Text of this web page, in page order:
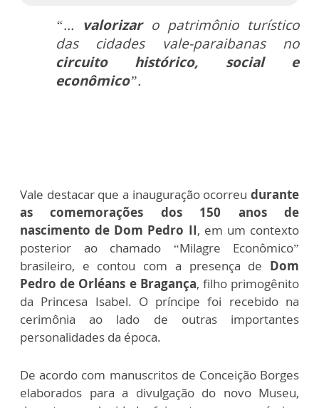
“... valorizaro patrimônio turístico
das cidades vale-paraibanas no
circuito histórico, social e
econômico”.
Vale destacar que a inauguração ocorreu durante
as comemorações dos 150 anos de
nascimento de Dom Pedro II, em um contexto
posterior ao chamado “Milagre Econômico”
brasileiro, e contou com a presença de Dom
Pedro de Orléans e Bragança, filho primogênito
da Princesa Isabel. O príncipe foi recebido na
cerimônia ao lado de outras importantes
personalidades da época.
De acordo com manuscritos de Conceição Borges
elaborados para a divulgação do novo Museu,